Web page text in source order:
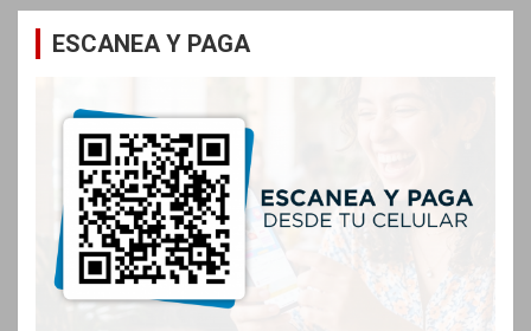
ESCANEA Y PAGA